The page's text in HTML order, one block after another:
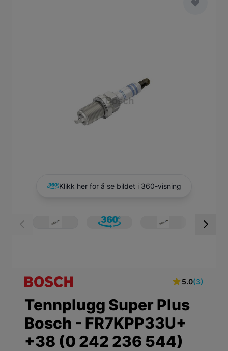
Klikk her for å se bildet i 360-visning
View larger image
View larger image
View larger
5.0(3)
Tennplugg Super Plus
Bosch - FR7KPP33U+
+38 (0 242 236 544)